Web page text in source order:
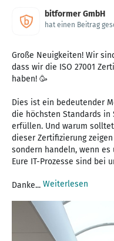
bitformer GmbH
hat einen Beitrag
Große Neuigkeiten! Wir
dass wir die ISO 27001
haben! 🥳
Dies ist ein bedeutender
die höchsten Standards
erfüllen. Und warum
dieser Zertifizierung
sondern handeln, wenn
Eure IT-Prozesse sind bei
Danke... Weiterlesen